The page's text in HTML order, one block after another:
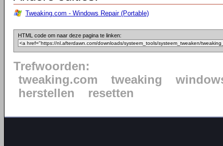
Tweaking.com - Windows Repair (Portable)
HTML code om naar deze pagina te linken:
Trefwoorden:
tweaking.com
tweaking
herstellen
resetten